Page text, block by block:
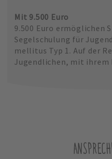
Mit 9.500 Euro
9.500 Euro ermöglichen
Segelschulung für
mellitus Typ 1. Auf der
Jugendlichen, mit ihrem